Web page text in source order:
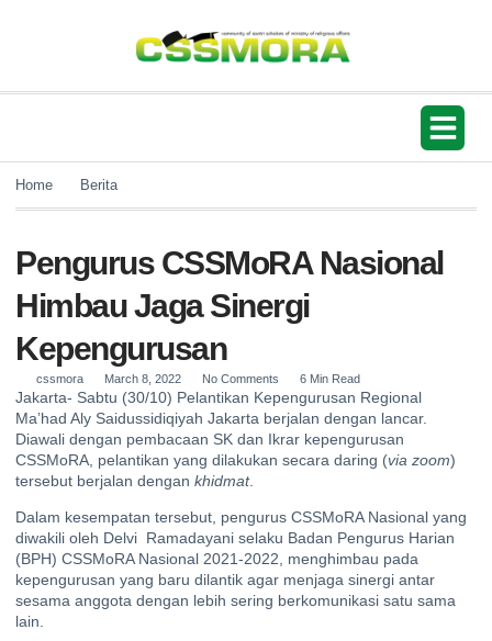
Home Berita
Pengurus CSSMoRA Nasional
Himbau Jaga Sinergi
Kepengurusan
cssmora March 8, 2022 No Comments 6 Min Read
Jakarta- Sabtu (30/10) Pelantikan Kepengurusan Regional
Ma’had Aly Saidussidiqiyah Jakarta berjalan dengan lancar.
Diawali dengan pembacaan SK dan Ikrar kepengurusan
CSSMoRA, pelantikan yang dilakukan secara daring (via zoom)
tersebut berjalan dengan khidmat.
Dalam kesempatan tersebut, pengurus CSSMoRA Nasional yang
diwakili oleh Delvi Ramadayani selaku Badan Pengurus Harian
(BPH) CSSMoRA Nasional 2021-2022, menghimbau pada
kepengurusan yang baru dilantik agar menjaga sinergi antar
sesama anggota dengan lebih sering berkomunikasi satu sama
lain.